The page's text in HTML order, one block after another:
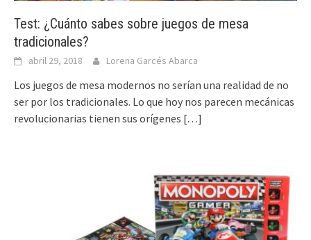
Test: ¿Cuánto sabes sobre juegos de mesa
tradicionales?
abril 29, 2018 Lorena Garcés Abarca
Los juegos de mesa modernos no serían una realidad de no
ser por los tradicionales. Lo que hoy nos parecen mecánicas
revolucionarias tienen sus orígenes […]